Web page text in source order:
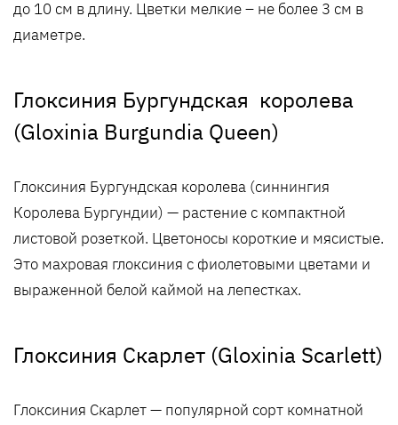
до 10 см в длину. Цветки мелкие – не более 3 см в
диаметре.
Глоксиния Бургундская королева
(Gloxinia Burgundia Queen)
Глоксиния Бургундская королева (синнингия
Королева Бургундии) — растение с компактной
листовой розеткой. Цветоносы короткие и мясистые.
Это махровая глоксиния с фиолетовыми цветами и
выраженной белой каймой на лепестках.
Глоксиния Скарлет (Gloxinia Scarlett)
Глоксиния Скарлет — популярной сорт комнатной